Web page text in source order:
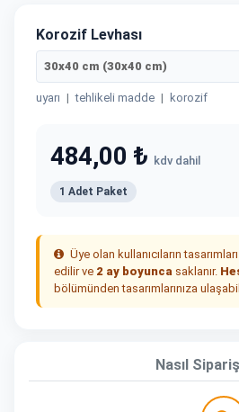
Korozif Levhası
30x40 cm (30x40 cm)
uyarı | tehlikeli madde | korozif
484,00 ₺ kdv dahil
1 Adet Paket
Üye olan kullanıcıların
edilir ve 2 ay boyunca saklanır.
bölümünden tasarımlarınıza
Nasıl